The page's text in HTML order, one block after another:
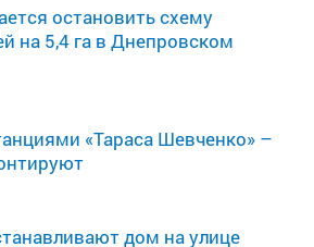
остановить схему
на 5,4 га в Днепровском
«Тараса Шевченко» –
дом на улице